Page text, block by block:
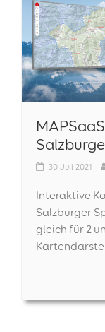
30 Juli 2021
Interaktive
Salzburger
gleich für 2